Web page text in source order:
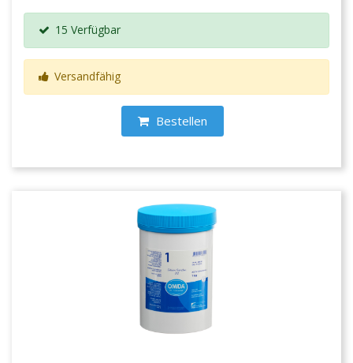
15 Verfügbar
Versandfähig
Bestellen